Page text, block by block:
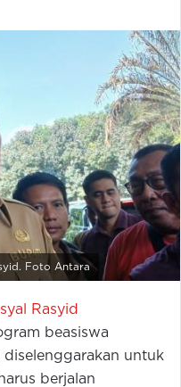
Foto Antara
Rasyid
beasiswa
untuk
berjalan